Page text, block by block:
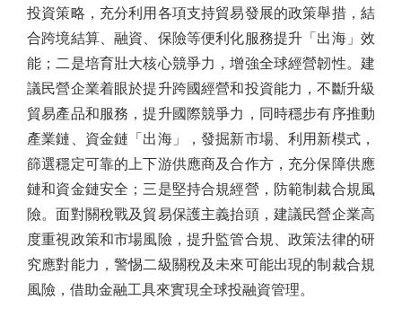
投資策略，充分利用各項支持貿易發展的政策舉措，結
合跨境結算、融資、保險等便利化服務提升「出海」效
能；二是培育壯大核心競爭力，增強全球經營韌性。建
議民營企業着眼於提升跨國經營和投資能力，不斷升級
貿易產品和服務，提升國際競爭力，同時穩步有序推動
產業鏈、資金鏈「出海」，發掘新市場、利用新模式，
篩選穩定可靠的上下游供應商及合作方，充分保障供應
鏈和資金鏈安全；三是堅持合規經營，防範制裁合規風
險。面對關稅戰及貿易保護主義抬頭，建議民營企業高
度重視政策和市場風險，提升監管合規、政策法律的研
究應對能力，警惕二級關稅及未來可能出現的制裁合規
風險，借助金融工具來實現全球投融資管理。